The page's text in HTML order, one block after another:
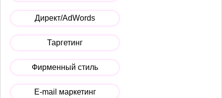
Директ/AdWords
Таргетинг
Фирменный стиль
E-mail маркетинг